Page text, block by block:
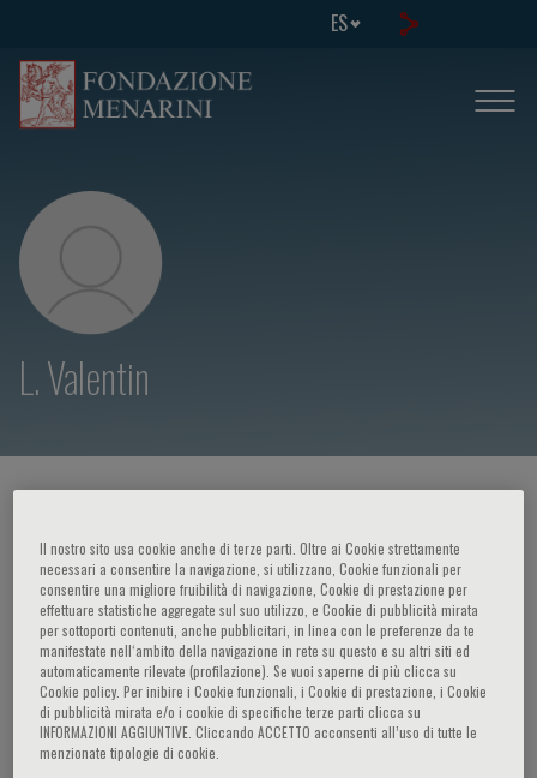
ES
L. Valentin
HOME PAGE / CURSOS Y EVENTOS / ORADOR
L. Valentin
Participaciones del ponente
Il nostro sito usa cookie anche di terze parti. Oltre ai Cookie strettamente
necessari a consentire la navigazione, si utilizzano, Cookie funzionali per
consentire una migliore fruibilità di navigazione, Cookie di prestazione per
effettuare statistiche aggregate sul suo utilizzo, e Cookie di pubblicità mirata
per sottoporti contenuti, anche pubblicitari, in linea con le preferenze da te
manifestate nell‘ambito della navigazione in rete su questo e su altri siti ed
automaticamente rilevate (profilazione). Se vuoi saperne di più clicca su
Cookie policy. Per inibire i Cookie funzionali, i Cookie di prestazione, i Cookie
di pubblicità mirata e/o i cookie di specifiche terze parti clicca su
INFORMAZIONI AGGIUNTIVE. Cliccando ACCETTO acconsenti all’uso di tutte le
menzionate tipologie di cookie.